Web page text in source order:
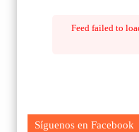
Feed failed to
Síguenos en Facebook